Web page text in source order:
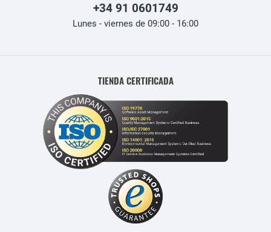
+34 91 0601749
Lunes - viernes de 09:00 - 16:00
TIENDA CERTIFICADA